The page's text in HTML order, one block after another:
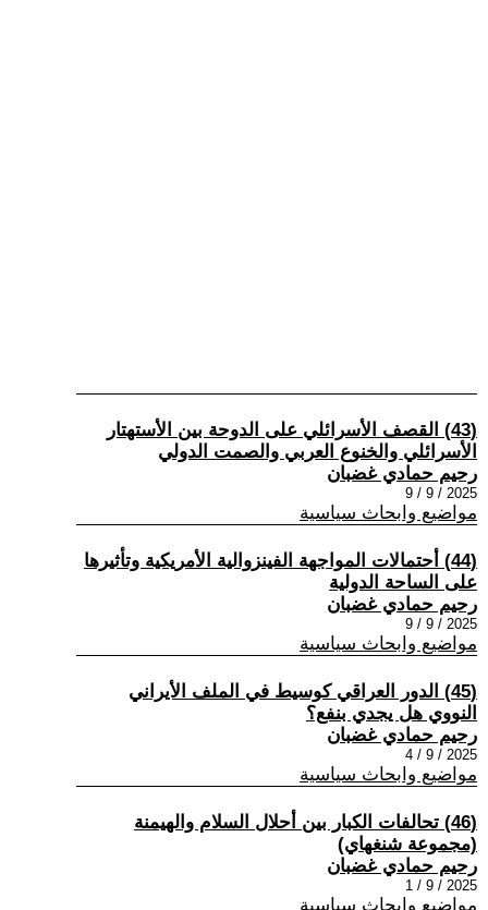
(43) القصف الأسرائلي على الدوحة بين الأستهتار
الأسرائلي والخنوع العربي والصمت الدولي
رحيم حمادي غضبان
2025 / 9 / 9
مواضيع وابحاث سياسية
(44) أحتمالات المواجهة الفينزوالية الأمريكية وتأثيرها
على الساحة الدولية
رحيم حمادي غضبان
2025 / 9 / 9
مواضيع وابحاث سياسية
(45) الدور العراقي كوسيط في الملف الأيراني
النووي هل يجدي بنفع؟
رحيم حمادي غضبان
2025 / 9 / 4
مواضيع وابحاث سياسية
(46) تحالفات الكبار بين أحلال السلام والهيمنة
(مجموعة شنغهاي)
رحيم حمادي غضبان
2025 / 9 / 1
مواضيع وابحاث سياسية